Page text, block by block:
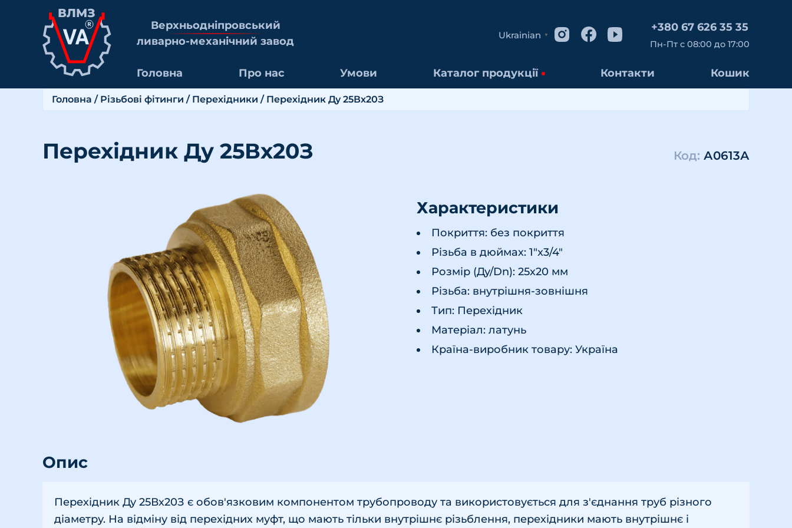
Верхньоднiпровський
ливарно-механiчний завод
Ukrainian ▼
+380 67 626 35 35
Пн-Пт с 08:00 до 17:00
Головна Про нас Умови Каталог продукції Контакти Кошик
Головна / Різьбові фітинги / Перехідники / Перехідник Ду 25Вх20З
Перехідник Ду 25Вх20З Код: А0613А
Характеристики
Покриття: без покриття
Різьба в дюймах: 1"x3/4"
Розмір (Ду/Dn): 25х20 мм
Різьба: внутрішня-зовнішня
Тип: Перехідник
Матеріал: латунь
Країна-виробник товару: Україна
Опис
Перехідник Ду 25Вх20З є обов'язковим компонентом трубопроводу та використовується для з'єднання труб різного
діаметру. На відміну від перехідних муфт, що мають тільки внутрішнє різьблення, перехідники мають внутрішнє і